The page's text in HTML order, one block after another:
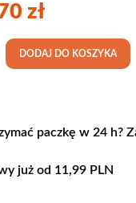
zł
SHOT ENIGMA
DODAJ DO KOSZYKA
paczkę w 24 h?
już od 11,99 PLN